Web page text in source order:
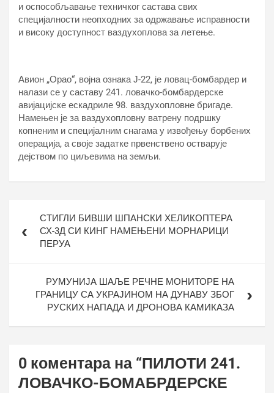
и оспособљавање техничког састава свих
специјалности неопходних за одржавање исправности
и високу доступност ваздухоплова за летење.
Авион „Орао“, војна ознака Ј-22, је ловац-бомбардер и
налази се у саставу 241. ловачко-бомбардерске
авијацијске ескадриле 98. ваздухопловне бригаде.
Намењен је за ваздухопловну ватрену подршку
копненим и специјалним снагама у извођењу борбених
операција, а своје задатке првенствено остварује
дејством по циљевима на земљи.
чланкаСТИГЛИ БИВШИ ШПАНСКИ ХЕЛИКОПТЕРА
СХ-3Д СИ КИНГ НАМЕЊЕНИ МОРНАРИЦИ
ПЕРУА
РУМУНИЈА ШАЉЕ РЕЧНЕ МОНИТОРЕ НА
ГРАНИЦУ СА УКРАЈИНОМ НА ДУНАВУ ЗБОГ
РУСКИХ НАПАДА И ДРОНОВА КАМИКАЗА
0 коментара на “ПИЛОТИ 241.
ЛОВАЧКО-БОМАБРДЕРСКЕ